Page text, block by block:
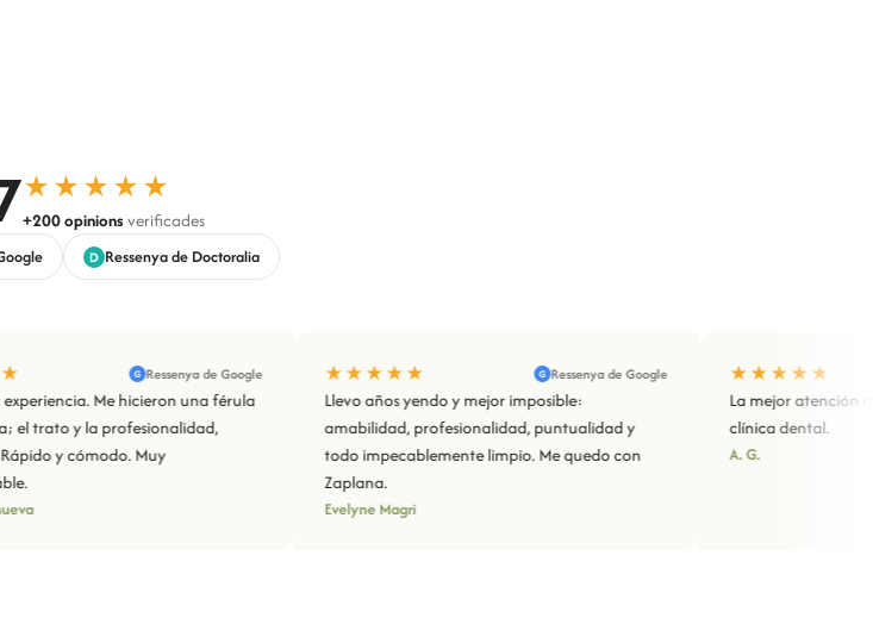
★★★★★
+200 opinions verificades
D Ressenya de Doctoralia
Ressenya de Google
Me hicieron una férula
trato y la profesionalidad,
y cómodo. Muy
★★★★★ Ressenya de Google
Llevo años yendo y mejor imposible:
amabilidad, profesionalidad, puntualidad y
todo impecablemente limpio. Me quedo con
Zaplana.
Evelyne Magri
★★★★★
La mejor atención que
clínica dental.